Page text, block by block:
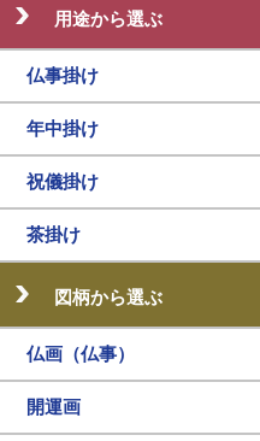
用途から選ぶ
仏事掛け
年中掛け
祝儀掛け
茶掛け
図柄から選ぶ
仏画（仏事）
開運画